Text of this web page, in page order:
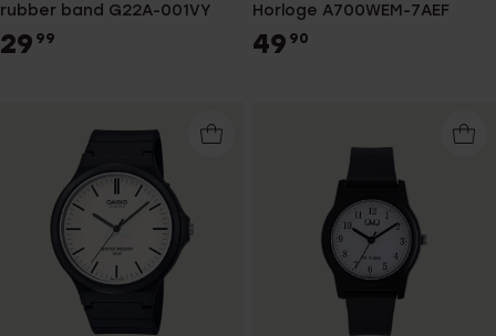
rubber band G22A-001VY
29 99
Horloge A700WEM-7AEF
49 90